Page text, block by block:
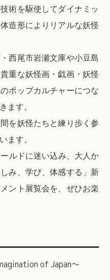
術を駆使してダイナミッ
造形によりリアルな妖怪
西尾市岩瀬文庫や小豆島
重な妖怪画・戯画・妖怪
ポップカルチャーにつな
ます。
を妖怪たちと練り歩く参
ます。
ルドに迷い込み、大人か
み、学び、体感する」新
ント展覧会を、ぜひお楽
of Japan〜